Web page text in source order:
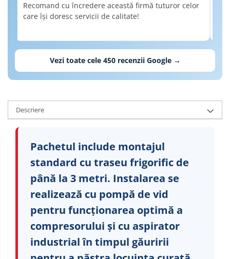
Recomand cu încredere această firmă tuturor celor
care își doresc servicii de calitate!
Vezi toate cele 450recenzii Google →
Descriere
Pachetul include montajul
standard cu traseu frigorific de
până la 3 metri. Instalarea se
realizează cu pompă de vid
pentru funcționarea optimă a
compresorului și cu aspirator
industrial în timpul găuririi